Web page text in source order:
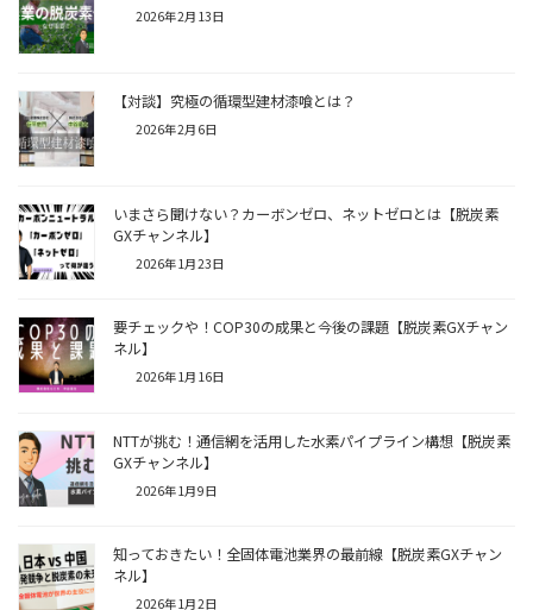
2026年2月13日
【対談】究極の循環型建材漆喰とは？
2026年2月6日
いまさら聞けない？カーボンゼロ、ネットゼロとは【脱炭素
GXチャンネル】
2026年1月23日
要チェックや！COP30の成果と今後の課題【脱炭素GXチャン
ネル】
2026年1月16日
NTTが挑む！通信網を活用した水素パイプライン構想【脱炭素
GXチャンネル】
2026年1月9日
知っておきたい！全固体電池業界の最前線【脱炭素GXチャン
ネル】
2026年1月2日